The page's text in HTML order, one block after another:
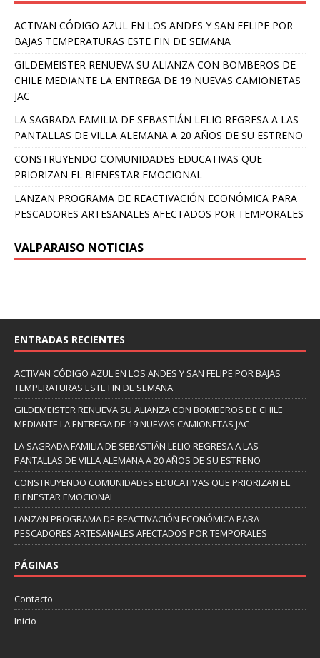
ACTIVAN CÓDIGO AZUL EN LOS ANDES Y SAN FELIPE POR
BAJAS TEMPERATURAS ESTE FIN DE SEMANA
GILDEMEISTER RENUEVA SU ALIANZA CON BOMBEROS DE
CHILE MEDIANTE LA ENTREGA DE 19 NUEVAS CAMIONETAS
JAC
LA SAGRADA FAMILIA DE SEBASTIÁN LELIO REGRESA A LAS
PANTALLAS DE VILLA ALEMANA A 20 AÑOS DE SU ESTRENO
CONSTRUYENDO COMUNIDADES EDUCATIVAS QUE
PRIORIZAN EL BIENESTAR EMOCIONAL
LANZAN PROGRAMA DE REACTIVACIÓN ECONÓMICA PARA
PESCADORES ARTESANALES AFECTADOS POR TEMPORALES
VALPARAISO NOTICIAS
ENTRADAS RECIENTES
ACTIVAN CÓDIGO AZUL EN LOS ANDES Y SAN FELIPE POR BAJAS
TEMPERATURAS ESTE FIN DE SEMANA
GILDEMEISTER RENUEVA SU ALIANZA CON BOMBEROS DE CHILE
MEDIANTE LA ENTREGA DE 19 NUEVAS CAMIONETAS JAC
LA SAGRADA FAMILIA DE SEBASTIÁN LELIO REGRESA A LAS
PANTALLAS DE VILLA ALEMANA A 20 AÑOS DE SU ESTRENO
CONSTRUYENDO COMUNIDADES EDUCATIVAS QUE PRIORIZAN EL
BIENESTAR EMOCIONAL
LANZAN PROGRAMA DE REACTIVACIÓN ECONÓMICA PARA
PESCADORES ARTESANALES AFECTADOS POR TEMPORALES
PÁGINAS
Contacto
Inicio